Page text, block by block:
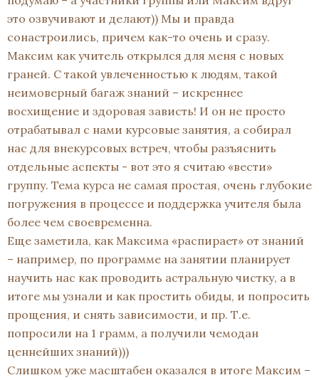
это озвучивают и делают)) Мы и правда
сонастроились, причем как-то очень и сразу.
Максим как учитель открылся для меня с новых
граней. С такой увлеченностью к людям, такой
неимоверный багаж знаний – искреннее
восхищение и здоровая зависть! И он не просто
отрабатывал с нами курсовые занятия, а собирал
нас для внекурсовых встреч, чтобы разъяснить
отдельные аспекты - вот это я считаю «вести»
группу. Тема курса не самая простая, очень глубокие
погружения в процессе и поддержка учителя была
более чем своевременна.
Еще заметила, как Максима «распирает» от знаний
– например, по программе на занятии планирует
научить нас как проводить астральную чистку, а в
итоге мы узнали и как простить обиды, и попросить
прощения, и снять зависимости, и пр. Т.е.
попросили на 1 грамм, а получили чемодан
ценнейших знаний)))
Слишком уже масштабен оказался в итоге Максим –